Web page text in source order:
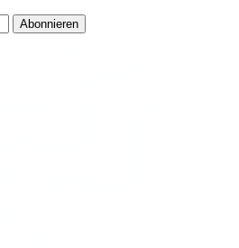
Abonnieren